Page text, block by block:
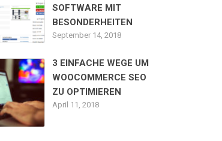
SOFTWARE MIT
BESONDERHEITEN
September 14, 2018
3 EINFACHE WEGE UM
WOOCOMMERCE SEO
ZU OPTIMIEREN
April 11, 2018